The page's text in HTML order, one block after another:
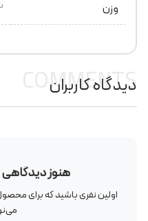
وزن
دیدگاه کاربران
COMMENTS
هنوز
اولین نفری باشید که برای